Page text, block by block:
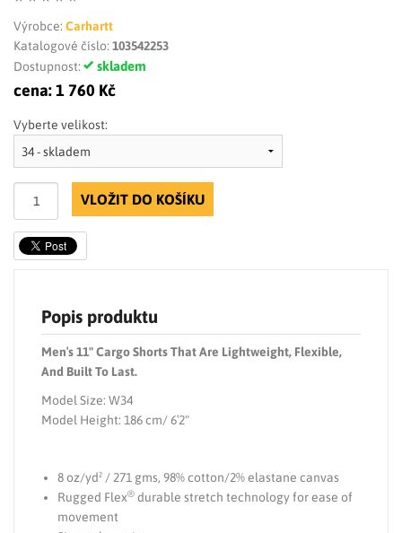
Výrobce: Carhartt
Katalogové číslo: 103542253
Dostupnost:
skladem
cena:1 760 Kč
Vyberte velikost:
VLOŽIT DO KOŠÍKU
Popis produktu
Men′s 11" Cargo Shorts That Are Lightweight, Flexible,
And Built To Last.
Model Size: W34
Model Height: 186 cm/ 6′2"
8 oz/yd² / 271 gms, 98% cotton/2% elastane canvas
Rugged Flex®durable stretch technology for ease of
movement